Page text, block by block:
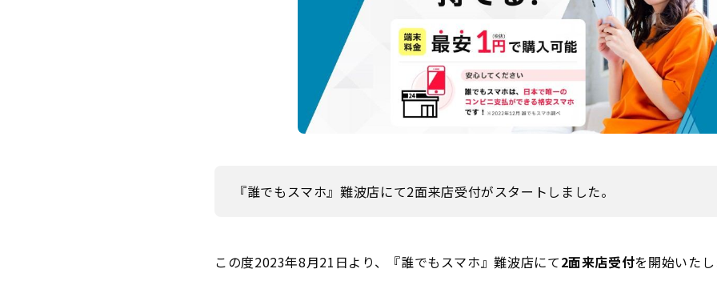
『誰でもスマホ』難波店にて2面来店受付がスタートしました。
この度2023年8月21日より、『誰でもスマホ』難波店にて2面来店受付を開始いた